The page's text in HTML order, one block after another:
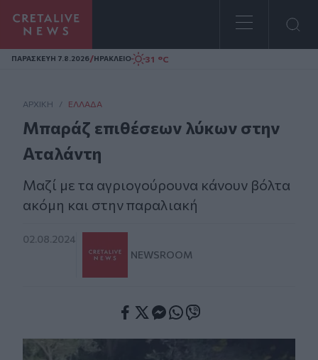
Homepage
ΠΑΡΑΣΚΕΥΗ 7.8.2026/ΗΡΑΚΛΕΙΟ 31 °C
ΑΡΧΙΚΗ / ΕΛΛΆΔΑ
Μπαράζ επιθέσεων λύκων στην
Αταλάντη
Μαζί με τα αγριογούρουνα κάνουν βόλτα
ακόμη και στην παραλιακή
02.08.2024
NEWSROOM